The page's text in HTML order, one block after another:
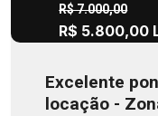
R$ 7.000,00
R$ 5.800,00
Excelente
locação -